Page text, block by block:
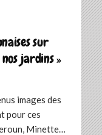
sur
jardins »
images des
pour ces
Minette…